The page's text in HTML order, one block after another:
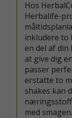
Hos
Herbalife-
inkludere to
en del af din
at give dig
passer
erstatte to
shakes kan
med smagen.